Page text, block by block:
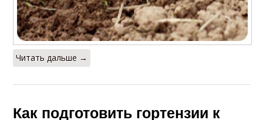
Читать дальше →
Как подготовить гортензии к